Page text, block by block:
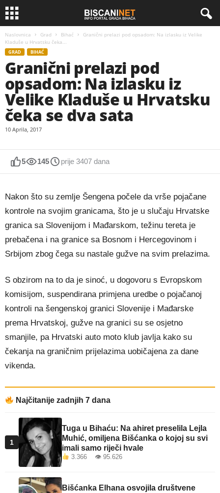
Naslovnica Grad Bihać
Granični prelazi pod opsadom: Na izlasku iz Velike
Kladuše u Hrvatsku čeka...
GRAD BIHAĆ
Granični prelazi pod
opsadom: Na izlasku iz
Velike Kladuše u Hrvatsku
čeka se dva sata
10 Aprila, 2017
5 145 prije 3407 dana
Nakon što su zemlje Šengena počele da vrše pojačane
kontrole na svojim granicama, što je u slučaju Hrvatske
granica sa Slovenijom i Mađarskom, težinu tereta je
prebačena i na granice sa Bosnom i Hercegovinom i
Srbijom zbog čega su nastale gužve na svim prelazima.
S obzirom na to da je sinoć, u dogovoru s Evropskom
komisijom, suspendirana primjena uredbe o pojačanoj
kontroli na šengenskoj granici Slovenije i Mađarske
prema Hrvatskoj, gužve na granici su se osjetno
smanjile, pa Hrvatski auto moto klub javlja kako su
čekanja na graničnim prijelazima uobičajena za dane
vikenda.
Najčitanije zadnjih 7 dana
1
Tuga u Bihaću: Na ahiret preselila Lejla
Muhić, omiljena Bišćanka o kojoj su svi
imali samo riječi hvale
3.366 👁 95.626
Bišćanka Elhana osvojila društvene